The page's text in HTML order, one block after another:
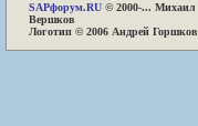
SAPфорум.RU © 2000-... Михаил
Вершков
Логотип © 2006 Андрей Горшков